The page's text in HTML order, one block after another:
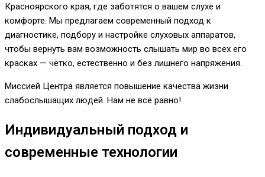
Красноярского края, где заботятся о вашем слухе и
комфорте. Мы предлагаем современный подход к
диагностике, подбору и настройке слуховых аппаратов,
чтобы вернуть вам возможность слышать мир во всех его
красках — чётко, естественно и без лишнего напряжения.
Миссией Центра является повышение качества жизни
слабослышащих людей. Нам не всё равно!
Индивидуальный подход и
современные технологии